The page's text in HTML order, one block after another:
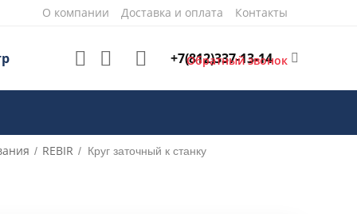
О компании Доставка и оплата Контакты
+7(812)337-13-14
Обратный звонок
/ REBIR / Круг заточный к станку